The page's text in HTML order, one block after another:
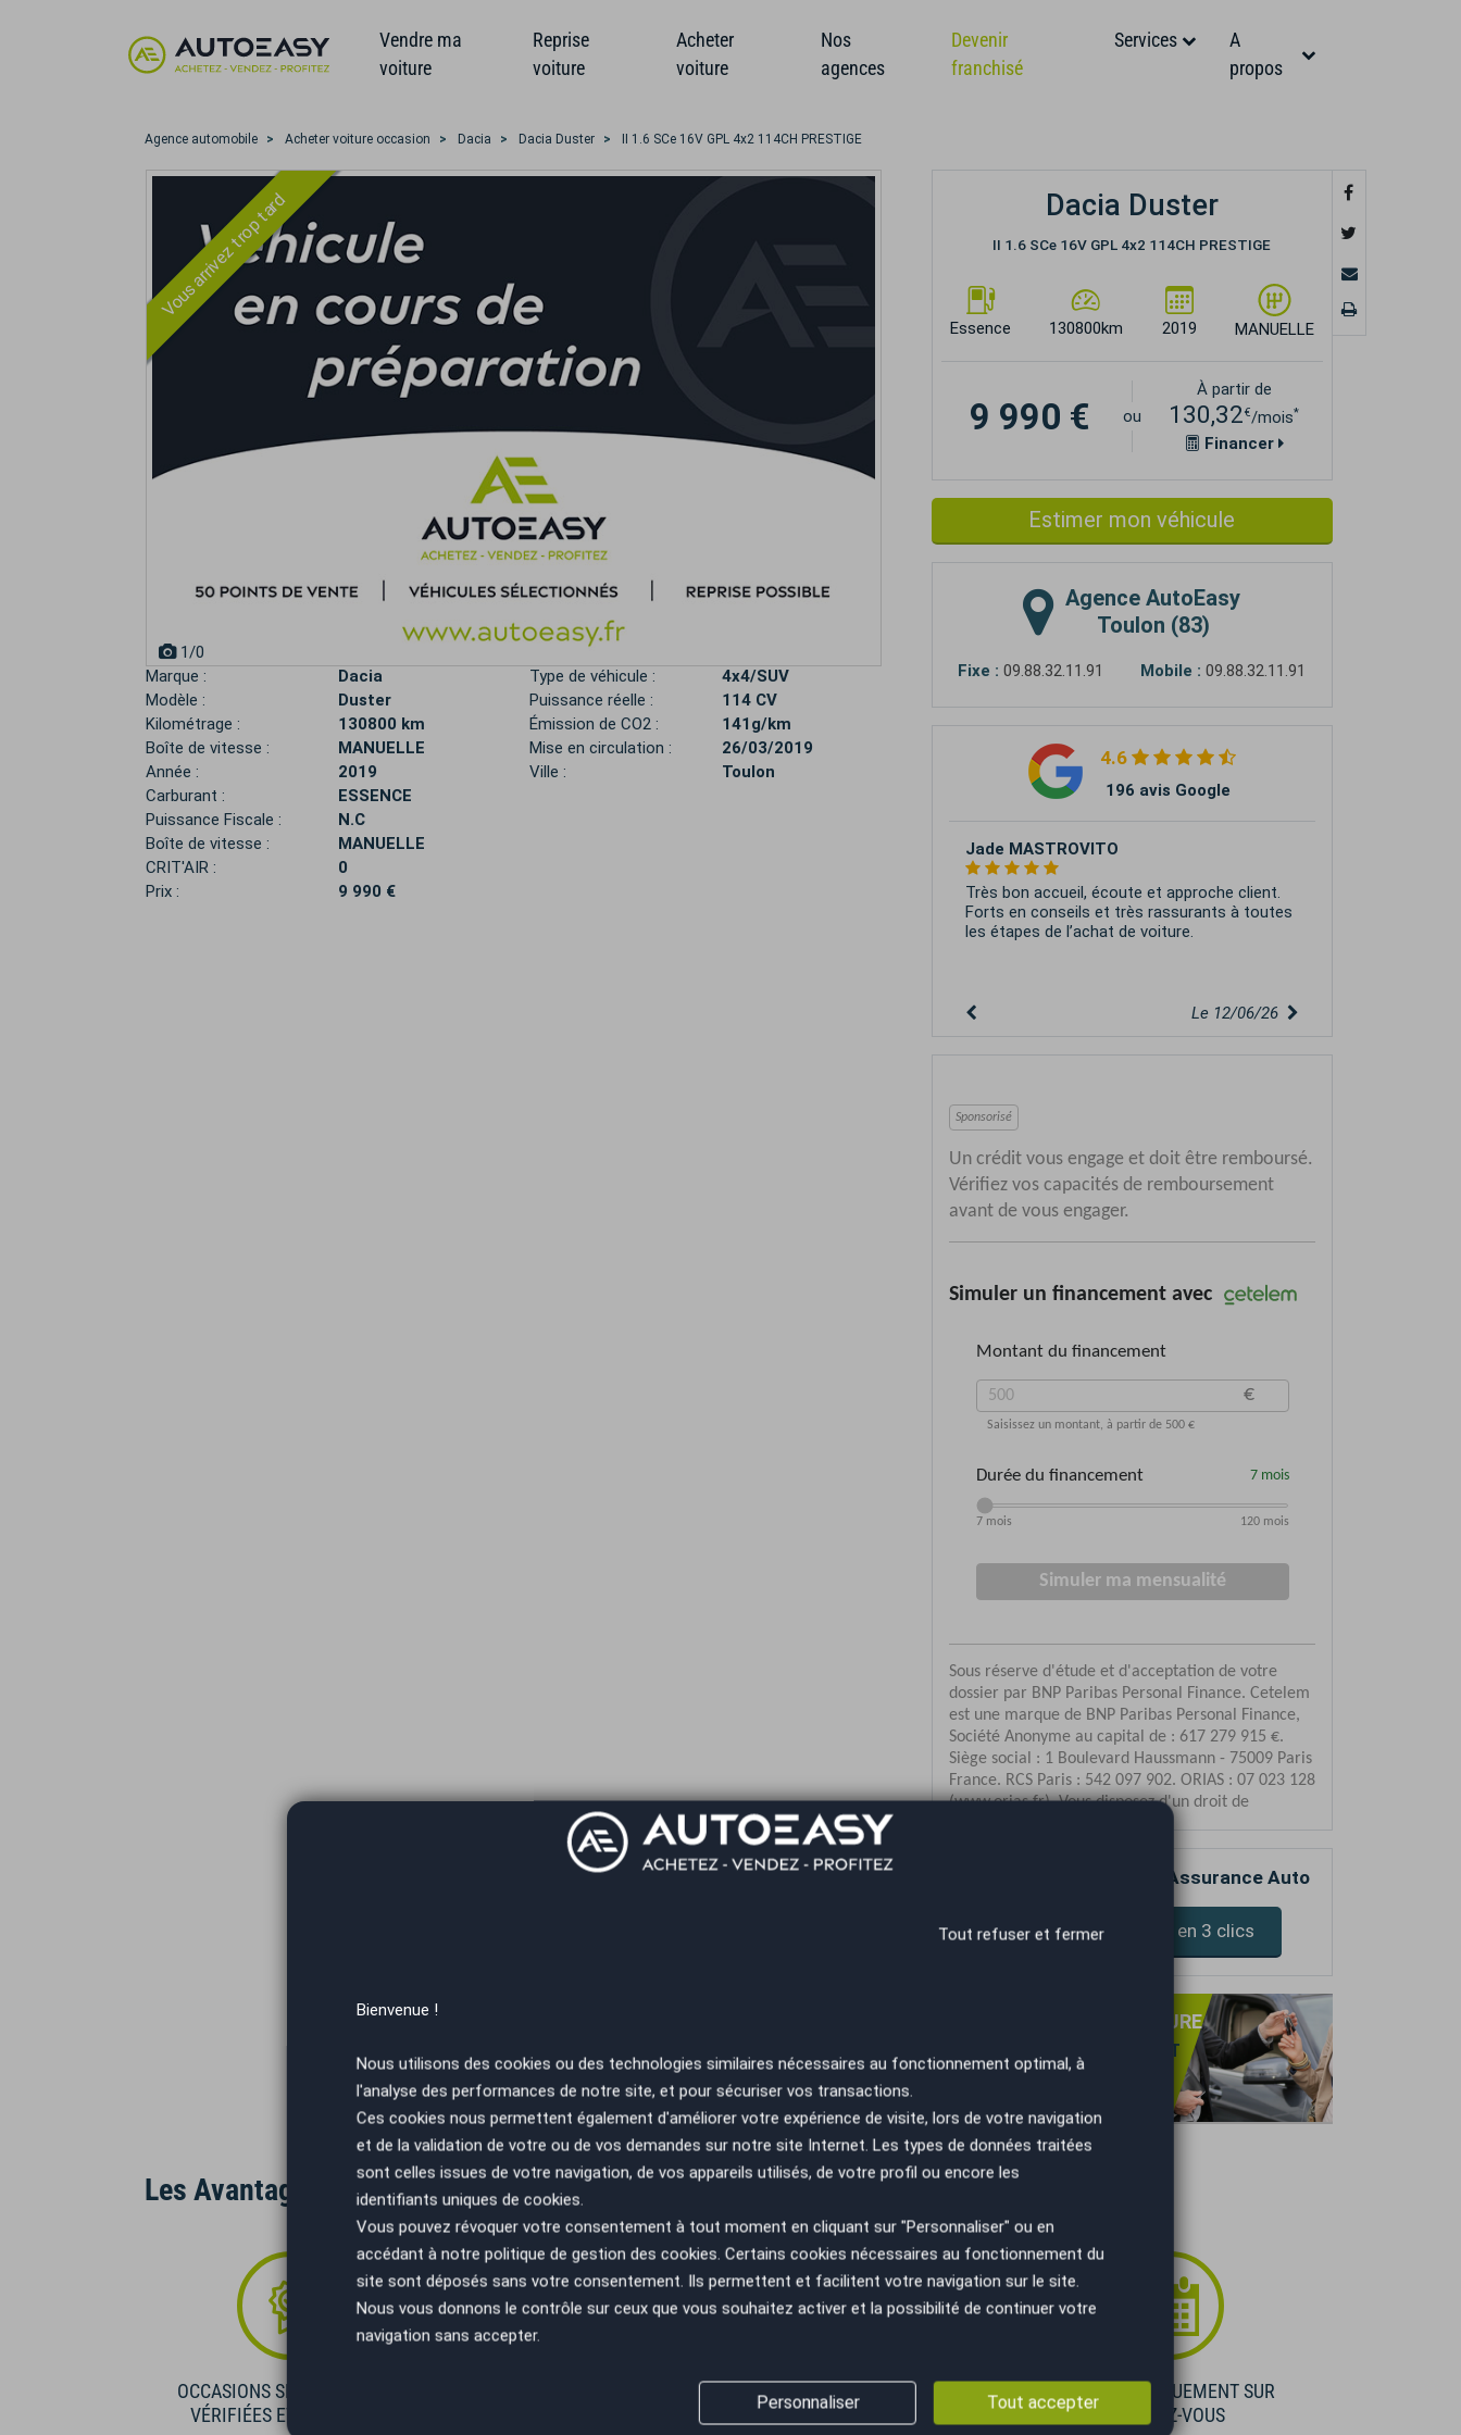
Vendre ma
voiture
Reprise
voiture
Acheter
voiture
Nos
agences
Devenir
franchisé
Services
A
propos
Agence automobile Acheter voiture occasion Dacia Dacia Duster II 1.6 SCe 16V GPL 4x2 114CH PRESTIGE
Vous arrivez trop tard
1/0
Marque :
Dacia
Modèle :
Duster
Kilométrage :
130800 km
Boîte de vitesse :
MANUELLE
Année :
2019
Carburant :
ESSENCE
Puissance Fiscale :
N.C
Boîte de vitesse :
MANUELLE
CRIT'AIR :
0
Prix :
9 990 €
Type de véhicule :
4x4/SUV
Puissance réelle :
114 CV
Émission de CO2 :
141g/km
Mise en circulation :
26/03/2019
Ville :
Toulon
Dacia Duster
II 1.6 SCe 16V GPL 4x2 114CH PRESTIGE
Essence 130800km 2019 MANUELLE
9 990 € ou
À partir de
130,32€/mois*
Financer
Estimer mon véhicule
Agence AutoEasy
Toulon (83)
Fixe : 09.88.32.11.91 Mobile : 09.88.32.11.91
4.6
196 avis Google
Rudolph Bavarin
Excellent. Equipe dynamique Merci a Rui pour
son professionalisme ;)
Le 30/05/26
Comparez votre devis d’Assurance Auto
Devis assurance en 3 clics
REPRISE DE VOTRE VOITURE
SANS OBLIGATION D'ACHAT
ESTIMATION GRATUITE
Les Avantages AutoEasy
OCCASIONS SÉLECTIONNÉES
VÉRIFIÉES ET GARANTIES
GESTION ADMINISTRATIVE
(cession, carte grise, non gage,...)
VISIBLE UNIQUEMENT SUR
RENDEZ-VOUS
Tout refuser et fermer
Bienvenue !
Nous utilisons des cookies ou des technologies similaires nécessaires au fonctionnement optimal, à
l'analyse des performances de notre site, et pour sécuriser vos transactions.
Ces cookies nous permettent également d'améliorer votre expérience de visite, lors de votre navigation
et de la validation de votre ou de vos demandes sur notre site Internet. Les types de données traitées
sont celles issues de votre navigation, de vos appareils utilisés, de votre profil ou encore les
identifiants uniques de cookies.
Vous pouvez révoquer votre consentement à tout moment en cliquant sur "Personnaliser" ou en
accédant à notre politique de gestion des cookies. Certains cookies nécessaires au fonctionnement du
site sont déposés sans votre consentement. Ils permettent et facilitent votre navigation sur le site.
Nous vous donnons le contrôle sur ceux que vous souhaitez activer et la possibilité de continuer votre
navigation sans accepter.
Tout accepter
Personnaliser